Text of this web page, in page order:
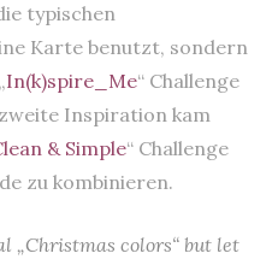
typischen
Karte benutzt, sondern
In(k)spire_Me“ Challenge
Inspiration kam
& Simple“ Challenge
zu kombinieren.
„Christmas colors“ but let